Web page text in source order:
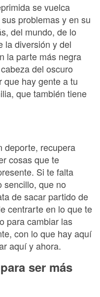
se vuelca
problemas y en su
del mundo, de lo
la diversión y del
la parte más negra
del oscuro
que hay gente a tu
que también tiene
deporte, recupera
cosas que te
Si te falta
sencillo, que no
de sacar partido de
centrarte en lo que te
para cambiar las
con lo que hay aquí
aquí y ahora.
ser más